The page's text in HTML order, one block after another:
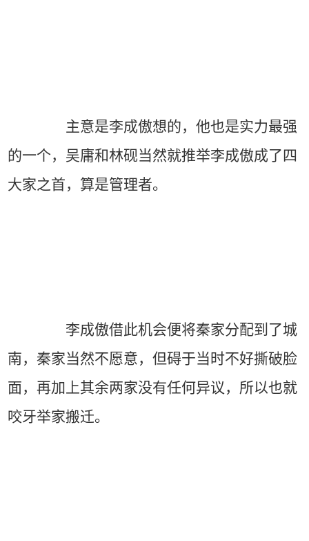
主意是李成傲想的，他也是实力最强
的一个，吴庸和林砚当然就推举李成傲成了四
大家之首，算是管理者。
李成傲借此机会便将秦家分配到了城
南，秦家当然不愿意，但碍于当时不好撕破脸
面，再加上其余两家没有任何异议，所以也就
咬牙举家搬迁。